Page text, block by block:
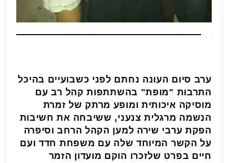
ערב סיום העונה נחתם לפני כשבועיים בהיכל
התרבות "מופת" בהשתתפות קהל רב עם
מוסיקה איכותית ומופע מרתק של זמרת
הנשמה מרגלית צנעני, ששיבחה את חשיבות
הפקת ערבי שירה למען הקהל הרחב וסיפרה
על הקשר המיוחד שלה עם משפחת חדד ועם
חיים בפרט שלזכרו הוקם מועדון הזמר